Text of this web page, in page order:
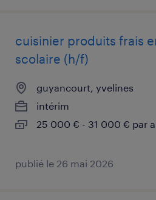
cuisinier produits frais
scolaire (h/f)
guyancourt, yvelines
intérim
25 000 € - 31 000 € par
publié le 26 mai 2026